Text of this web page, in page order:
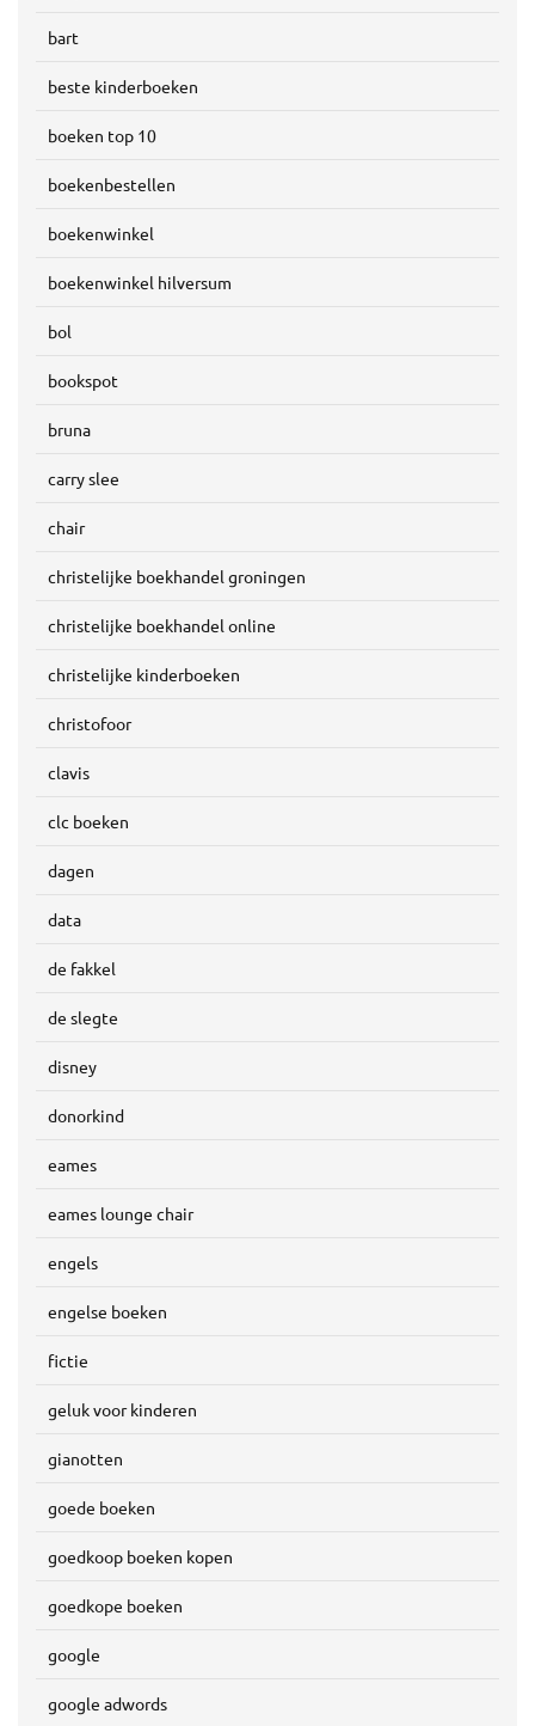
bart
beste kinderboeken
boeken top 10
boekenbestellen
boekenwinkel
boekenwinkel hilversum
bol
bookspot
bruna
carry slee
chair
christelijke boekhandel groningen
christelijke boekhandel online
christelijke kinderboeken
christofoor
clavis
clc boeken
dagen
data
de fakkel
de slegte
disney
donorkind
eames
eames lounge chair
engels
engelse boeken
fictie
geluk voor kinderen
gianotten
goede boeken
goedkoop boeken kopen
goedkope boeken
google
google adwords